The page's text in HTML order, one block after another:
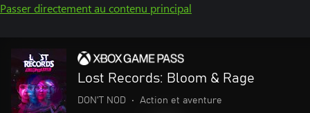
Passer directement au contenu principal
Lost Records: Bloom & Rage
DON'T NOD • Action et aventure